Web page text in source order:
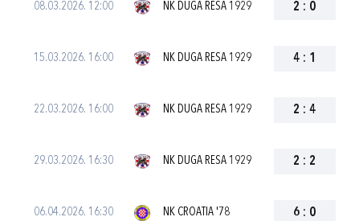
08.03.2026. 12:00 NK DUGA RESA 1929 2 : 0
15.03.2026. 16:00 NK DUGA RESA 1929 4 : 1
22.03.2026. 16:00 NK DUGA RESA 1929 2 : 4
29.03.2026. 16:30 NK DUGA RESA 1929 2 : 2
06.04.2026. 16:30 NK CROATIA '78 6 : 0